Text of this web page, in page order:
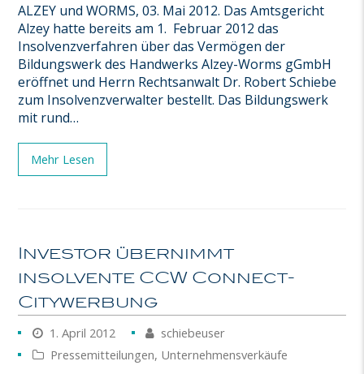
ALZEY und WORMS, 03. Mai 2012. Das Amtsgericht
Alzey hatte bereits am 1. Februar 2012 das
Insolvenzverfahren über das Vermögen der
Bildungswerk des Handwerks Alzey-Worms gGmbH
eröffnet und Herrn Rechtsanwalt Dr. Robert Schiebe
zum Insolvenzverwalter bestellt. Das Bildungswerk
mit rund…
Mehr Lesen
Investor übernimmt
insolvente CCW Connect-
Citywerbung
1. April 2012
schiebeuser
Pressemitteilungen, Unternehmensverkäufe